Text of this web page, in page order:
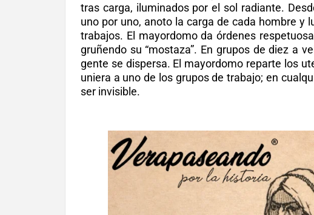
tras carga, iluminados por el sol radiante.
uno por uno, anoto la carga de cada hombre y
trabajos. El mayordomo da órdenes
gruñendo su “mostaza”. En grupos de diez a
gente se dispersa. El mayordomo reparte los
uniera a uno de los grupos de trabajo; en
ser invisible.